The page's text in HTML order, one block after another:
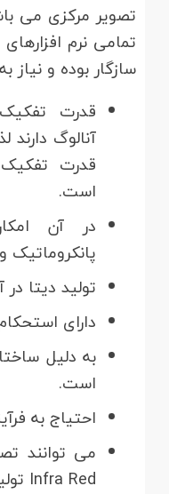
تمامی نرم
سازگار بوده و نیاز
قدرت
آنالوگ
قدرت تفکیک
است.
در آن
تولید دیتا
دارای
است.
احتیاج به
Infra Red تولید کنند.